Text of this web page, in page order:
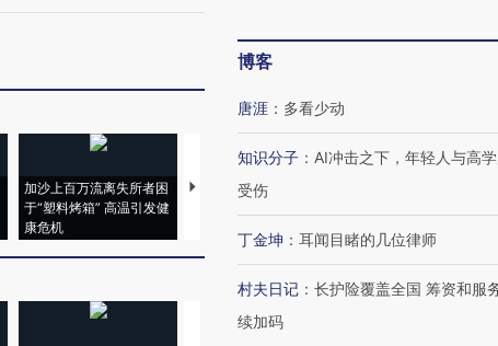
加沙上百万流离失所者困
于“塑料烤箱” 高温引发健
康危机
视线｜HYROX的吸金
博客
唐涯 ： 多看少动
知识分子 ： AI冲击之下，年轻人与高
受伤
丁金坤 ： 耳闻目睹的几位律师
村夫日记 ： 长护险覆盖全国 筹资和服
续加码